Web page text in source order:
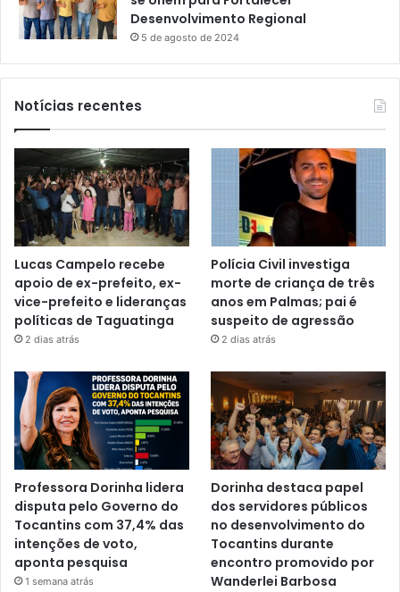
Desenvolvimento Regional
5 de agosto de 2024
Notícias recentes
Lucas Campelo recebe
apoio de ex-prefeito, ex-
vice-prefeito e lideranças
políticas de Taguatinga
2 dias atrás
Polícia Civil investiga
morte de criança de três
anos em Palmas; pai é
suspeito de agressão
2 dias atrás
Professora Dorinha lidera
disputa pelo Governo do
Tocantins com 37,4% das
intenções de voto,
aponta pesquisa
1 semana atrás
Dorinha destaca papel
dos servidores públicos
no desenvolvimento do
Tocantins durante
encontro promovido por
Wanderlei Barbosa